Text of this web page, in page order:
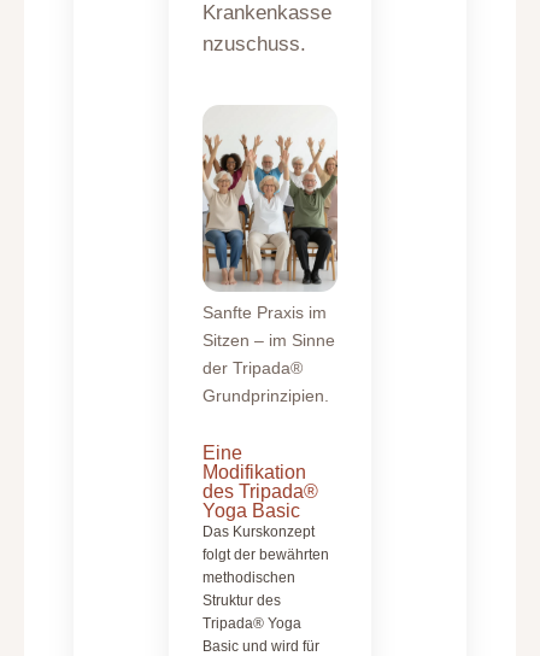
Krankenkasse
nzuschuss.
Sanfte Praxis im
Sitzen – im Sinne
der Tripada®
Grundprinzipien.
Eine
Modifikation
des Tripada®
Yoga Basic
Das Kurskonzept
folgt der bewährten
methodischen
Struktur des
Tripada® Yoga
Basic und wird für